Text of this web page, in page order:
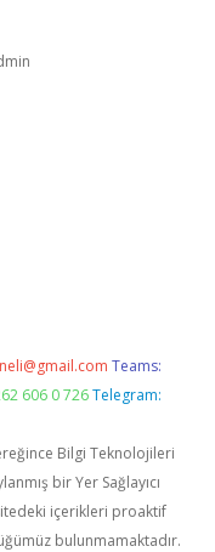
Teams:
606 0 726 Telegram:
Bilgi Teknolojileri
bir Yer Sağlayıcı
içerikleri proaktif
bulunmamaktadır.